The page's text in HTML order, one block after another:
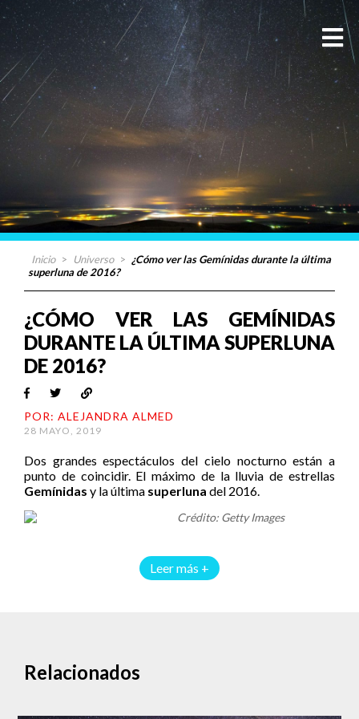
Inicio > Universo > ¿Cómo ver las Gemínidas durante la última
superluna de 2016?
Leer más +
¿CÓMO VER LAS GEMÍNIDAS
DURANTE LA ÚLTIMA SUPERLUNA
DE 2016?
POR: ALEJANDRA ALMED
28 MAYO, 2019
Dos grandes espectáculos del cielo nocturno están a
punto de coincidir. El máximo de la lluvia de estrellas
Gemínidas y la última superluna del 2016.
Relacionados